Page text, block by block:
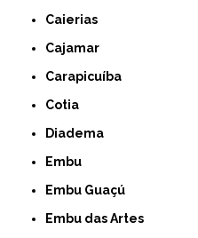
Caierias
Cajamar
Carapicuíba
Cotia
Diadema
Embu
Embu Guaçú
Embu das Artes